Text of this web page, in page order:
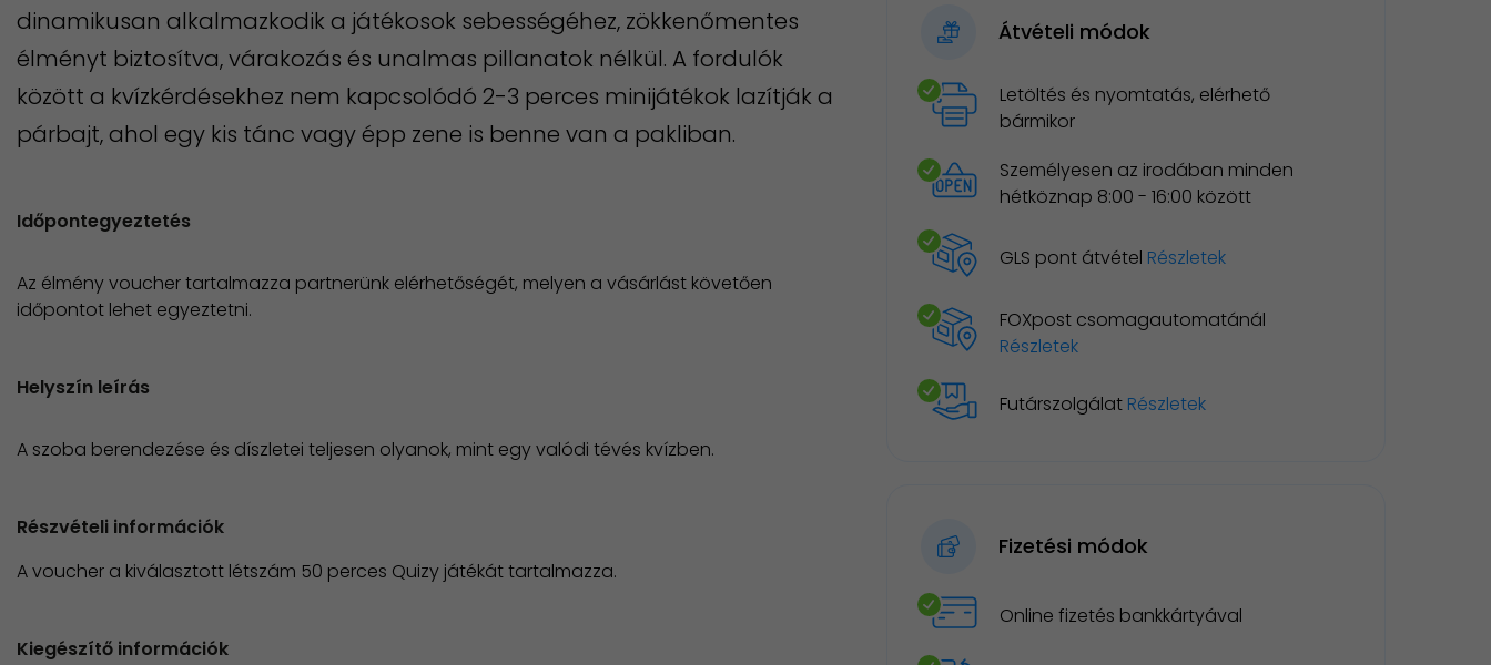
dinamikusan alkalmazkodik a játékosok sebességéhez, zökkenőmentes
élményt biztosítva, várakozás és unalmas pillanatok nélkül. A fordulók
között a kvízkérdésekhez nem kapcsolódó 2-3 perces minijátékok lazítják a
párbajt, ahol egy kis tánc vagy épp zene is benne van a pakliban.
Időpontegyeztetés
Az élmény voucher tartalmazza partnerünk elérhetőségét, melyen a vásárlást követően
időpontot lehet egyeztetni.
Helyszín leírás
A szoba berendezése és díszletei teljesen olyanok, mint egy valódi tévés kvízben.
Részvételi információk
A voucher a kiválasztott létszám 50 perces Quizy játékát tartalmazza.
Kiegészítő információk
Átvételi módok
Letöltés és nyomtatás, elérhető
bármikor
Személyesen az irodában minden
hétköznap 8:00 - 16:00 között
GLS pont átvétel Részletek
FOXpost csomagautomatánál
Részletek
Futárszolgálat Részletek
Fizetési módok
Online fizetés bankkártyával